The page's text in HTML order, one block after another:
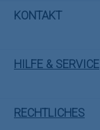
KONTAKT
HILFE & SERVICE
RECHTLICHES